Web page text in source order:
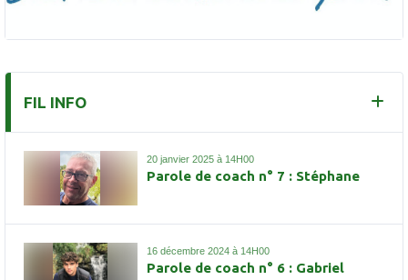
FIL INFO
20 janvier 2025 à 14H00
Parole de coach n° 7 : Stéphane
16 décembre 2024 à 14H00
Parole de coach n° 6 : Gabriel